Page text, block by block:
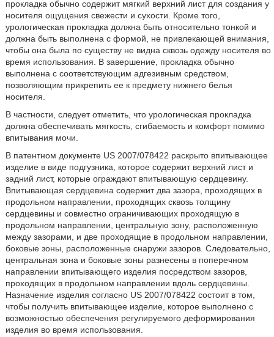
прокладка обычно содержит мягкий верхний лист для создания у
носителя ощущения свежести и сухости. Кроме того,
урологическая прокладка должна быть относительно тонкой и
должна быть выполнена с формой, не привлекающей внимания,
чтобы она была по существу не видна сквозь одежду носителя во
время использования. В завершение, прокладка обычно
выполнена с соответствующим адгезивным средством,
позволяющим прикрепить ее к предмету нижнего белья
носителя.
В частности, следует отметить, что урологическая прокладка
должна обеспечивать мягкость, сгибаемость и комфорт помимо
впитывания мочи.
В патентном документе US 2007/078422 раскрыто впитывающее
изделие в виде подгузника, которое содержит верхний лист и
задний лист, которые ограждают впитывающую сердцевину.
Впитывающая сердцевина содержит два зазора, проходящих в
продольном направлении, проходящих сквозь толщину
сердцевины и совместно ограничивающих проходящую в
продольном направлении, центральную зону, расположенную
между зазорами, и две проходящие в продольном направлении,
боковые зоны, расположенные снаружи зазоров. Следовательно,
центральная зона и боковые зоны разнесены в поперечном
направлении впитывающего изделия посредством зазоров,
проходящих в продольном направлении вдоль сердцевины.
Назначение изделия согласно US 2007/078422 состоит в том,
чтобы получить впитывающее изделие, которое выполнено с
возможностью обеспечения регулируемого деформирования
изделия во время использования.